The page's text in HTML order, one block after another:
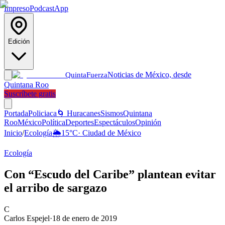
ImpresoPodcastApp
Edición
QuintaFuerzaNoticias de México, desde
Quintana Roo
Suscríbete gratis
PortadaPoliciaca 🌀 HuracanesSismosQuintana
RooMéxicoPolíticaDeportesEspectáculosOpinión
Inicio/Ecología🌦️15°C· Ciudad de México
Ecología
Con “Escudo del Caribe” plantean evitar
el arribo de sargazo
C
Carlos Espejel·18 de enero de 2019